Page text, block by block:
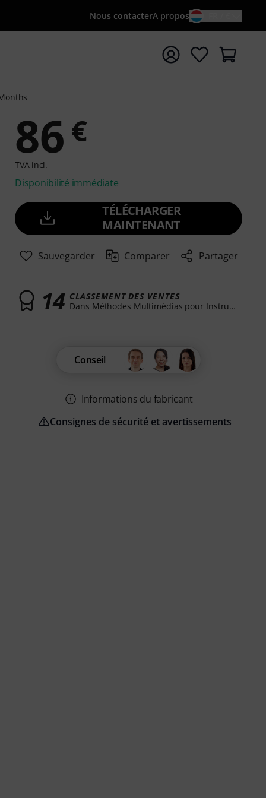
Nous contacterA propos
la recherche avec le terme de recherche
86 €
TVA incl.
Disponibilité immédiate
TÉLÉCHARGER
MAINTENANT
Sauvegarder Comparer Partager
14 CLASSEMENT DES VENTES
Dans Méthodes Multimédias pour Instruments
Conseil
Informations du fabricant
Consignes de sécurité et avertissements